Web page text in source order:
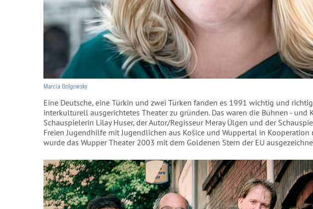
Marcia Golgowsky
Eine Deutsche, eine Türkin und zwei Türken fanden es 1991 wichtig und
interkulturell ausgerichtetes Theater zu gründen. Das waren die Bühnen - und
Schauspielerin Lilay Huser, der Autor/Regisseur Meray Ülgen und der
Freien Jugendhilfe mit Jugendlichen aus Košice und Wuppertal in
wurde das Wupper Theater 2003 mit dem Goldenen Stern der EU